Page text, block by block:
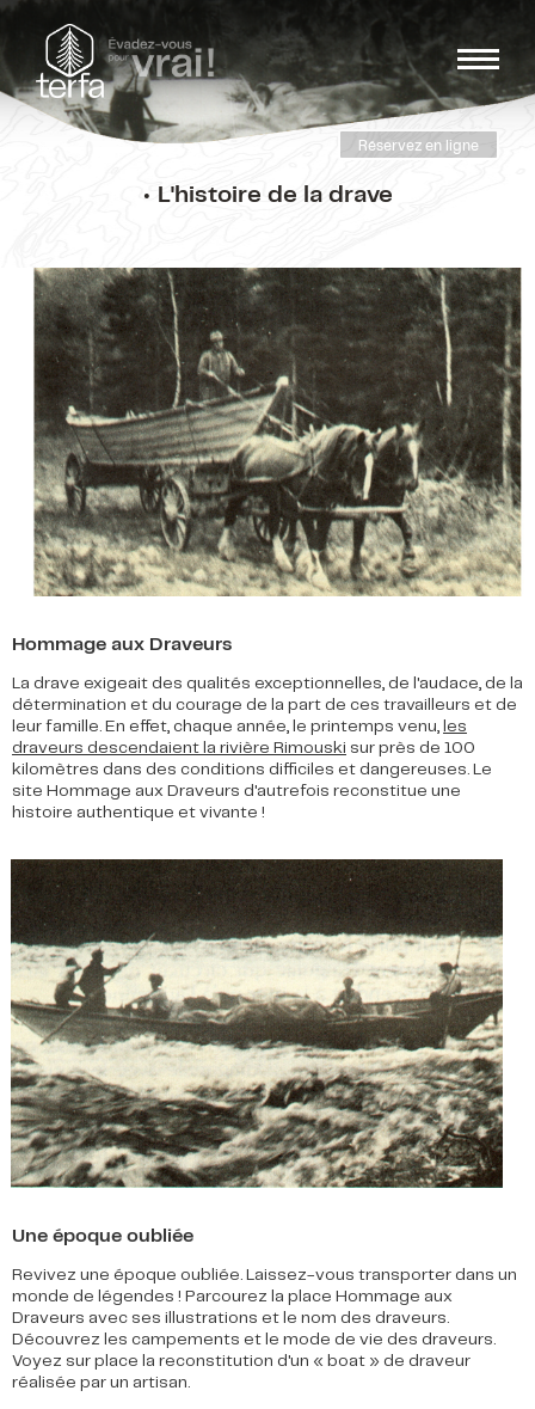
Réservez en ligne
• L'histoire de la drave
Hommage aux Draveurs
La drave exigeait des qualités exceptionnelles, de l'audace, de la
détermination et du courage de la part de ces travailleurs et de
leur famille. En effet, chaque année, le printemps venu,
les
draveurs descendaient la rivière Rimouski sur près de 100
kilomètres dans des conditions difficiles et dangereuses. Le
site Hommage aux Draveurs d'autrefois reconstitue une
histoire authentique et vivante !
Une époque oubliée
Revivez une époque oubliée. Laissez-vous transporter dans un
monde de légendes ! Parcourez la place Hommage aux
Draveurs avec ses illustrations et le nom des draveurs.
Découvrez les campements et le mode de vie des draveurs.
Voyez sur place la reconstitution d'un « boat » de draveur
réalisée par un artisan.